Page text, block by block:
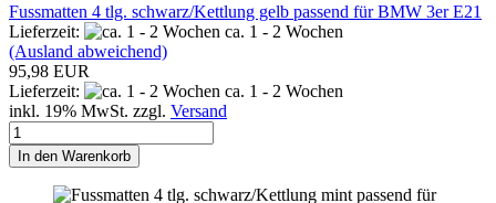
Fussmatten 4 tlg. schwarz/Kettlung gelb passend für BMW 3er E21
Lieferzeit:
ca. 1 - 2 Wochen
(Ausland abweichend)
95,98 EUR
Lieferzeit:
ca. 1 - 2 Wochen
inkl. 19% MwSt. zzgl. Versand
In den Warenkorb